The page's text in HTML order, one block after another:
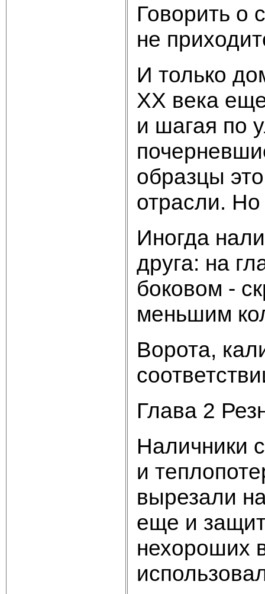
Говорить о
не
И только
XX века
и шагая по
образцы
отрасли.
Иногда
друга: на
боковом -
меньшим
Ворота,
Глава 2
Наличники
и
вырезали
еще и
нехороших